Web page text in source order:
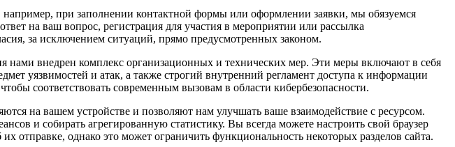
например, при заполнении контактной формы или оформлении заявки, мы обязуемся
на ваш вопрос, регистрация для участия в мероприятии или рассылка
за исключением ситуаций, прямо предусмотренных законом.
внедрен комплекс организационных и технических мер. Эти меры включают в себя
уязвимостей и атак, а также строгий внутренний регламент доступа к информации
соответствовать современным вызовам в области кибербезопасности.
на вашем устройстве и позволяют нам улучшать ваше взаимодействие с ресурсом.
и собирать агрегированную статистику. Вы всегда можете настроить свой браузер
отправке, однако это может ограничить функциональность некоторых разделов сайта.